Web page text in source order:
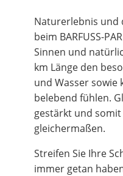
Naturerlebnis und
beim BARFUSS-
Sinnen und
km Länge den
und Wasser sowie
belebend fühlen.
gestärkt und
gleichermaßen.
Streifen Sie Ihre
immer getan